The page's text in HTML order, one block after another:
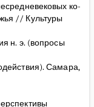
ко-
// Культуры
н. э. (вопросы
Самара,